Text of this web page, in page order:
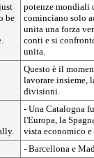
be
potenze mondiali
cominciano solo
unita una forza
conti e si
unita.
Questo è il
lavorare insieme,
divisioni.
- Una Catalogna
l'Europa, la
vista economico
- Barcellona e